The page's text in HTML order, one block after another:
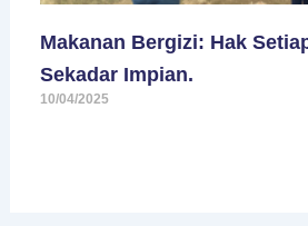
Makanan Bergizi: Hak
Sekadar Impian.
10/04/2025